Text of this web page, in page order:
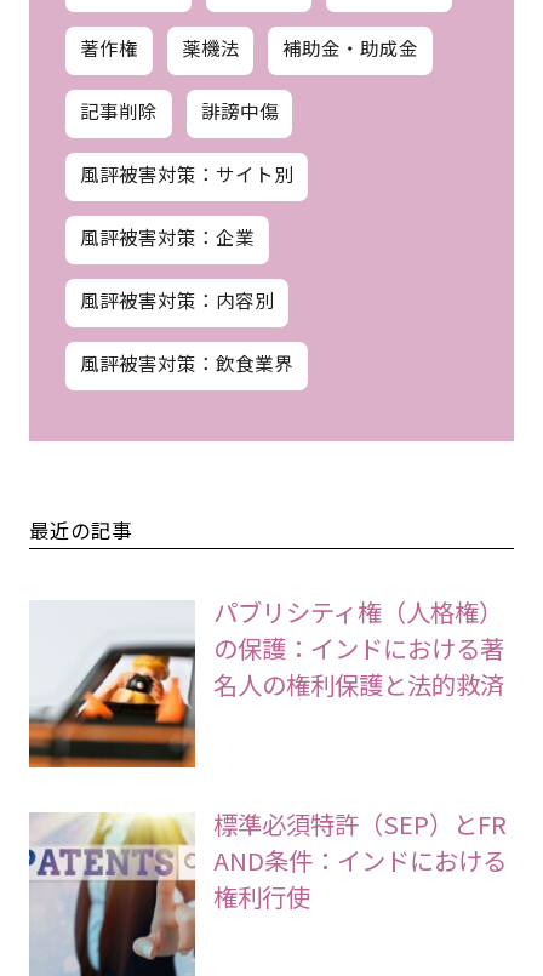
著作権 薬機法 補助金・助成金
記事削除 誹謗中傷
風評被害対策：サイト別
風評被害対策：企業
風評被害対策：内容別
風評被害対策：飲食業界
最近の記事
パブリシティ権（人格権）
の保護：インドにおける著
名人の権利保護と法的救済
標準必須特許（SEP）とFR
AND条件：インドにおける
権利行使